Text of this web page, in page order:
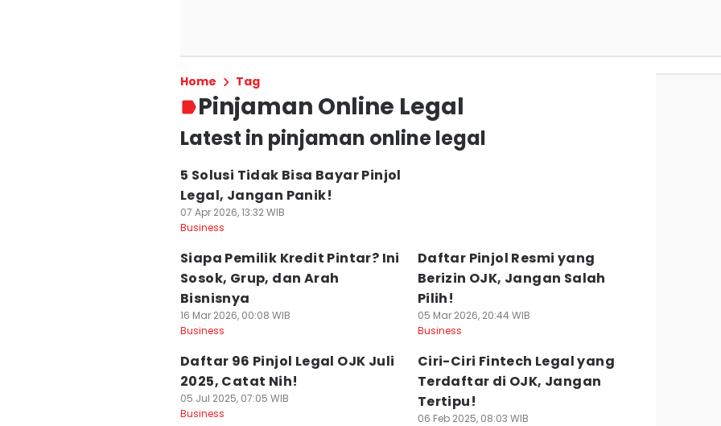
Home Tag
Pinjaman Online Legal
Latest in pinjaman online legal
5 Solusi Tidak Bisa Bayar Pinjol
Legal, Jangan Panik!
07 Apr 2026, 13:32 WIB
Business
Siapa Pemilik Kredit Pintar? Ini
Sosok, Grup, dan Arah
Bisnisnya
16 Mar 2026, 00:08 WIB
Business
Daftar Pinjol Resmi yang
Berizin OJK, Jangan Salah
Pilih!
05 Mar 2026, 20:44 WIB
Business
Daftar 96 Pinjol Legal OJK Juli
2025, Catat Nih!
05 Jul 2025, 07:05 WIB
Business
Ciri-Ciri Fintech Legal yang
Terdaftar di OJK, Jangan
Tertipu!
06 Feb 2025, 08:03 WIB